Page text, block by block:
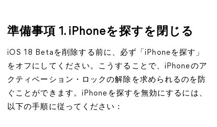
準備事項 1. iPhoneを探すを閉じる
iOS 18 Betaを削除する前に、必ず「iPhoneを探す」
をオフにしてください。こうすることで、iPhoneのア
クティベーション・ロックの解除を求められるのを防
ぐことができます。iPhoneを探すを無効にするには、
以下の手順に従ってください：